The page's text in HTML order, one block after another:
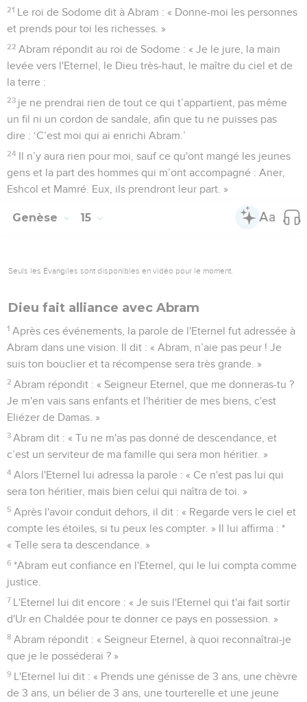
21 Le roi de Sodome dit à Abram : « Donne-moi les personnes
et prends pour toi les richesses. »
22 Abram répondit au roi de Sodome : « Je le jure, la main
levée vers l'Eternel, le Dieu très-haut, le maître du ciel et de
la terre :
23 je ne prendrai rien de tout ce qui t’appartient, pas même
un fil ni un cordon de sandale, afin que tu ne puisses pas
dire : ‘C’est moi qui ai enrichi Abram.’
24 Il n’y aura rien pour moi, sauf ce qu'ont mangé les jeunes
gens et la part des hommes qui m’ont accompagné : Aner,
Eshcol et Mamré. Eux, ils prendront leur part. »
Genèse 15
Seuls les Évangiles sont disponibles en vidéo pour le moment.
Dieu fait alliance avec Abram
1 Après ces événements, la parole de l'Eternel fut adressée à
Abram dans une vision. Il dit : « Abram, n’aie pas peur ! Je
suis ton bouclier et ta récompense sera très grande. »
2 Abram répondit : « Seigneur Eternel, que me donneras-tu ?
Je m'en vais sans enfants et l'héritier de mes biens, c'est
Eliézer de Damas. »
3 Abram dit : « Tu ne m'as pas donné de descendance, et
c’est un serviteur de ma famille qui sera mon héritier. »
4 Alors l'Eternel lui adressa la parole : « Ce n'est pas lui qui
sera ton héritier, mais bien celui qui naîtra de toi. »
5 Après l'avoir conduit dehors, il dit : « Regarde vers le ciel et
compte les étoiles, si tu peux les compter. » Il lui affirma : *
« Telle sera ta descendance. »
6 *Abram eut confiance en l'Eternel, qui le lui compta comme
justice.
7 L'Eternel lui dit encore : « Je suis l'Eternel qui t'ai fait sortir
d'Ur en Chaldée pour te donner ce pays en possession. »
8 Abram répondit : « Seigneur Eternel, à quoi reconnaîtrai-je
que je le posséderai ? »
9 L'Eternel lui dit : « Prends une génisse de 3 ans, une chèvre
de 3 ans, un bélier de 3 ans, une tourterelle et une jeune